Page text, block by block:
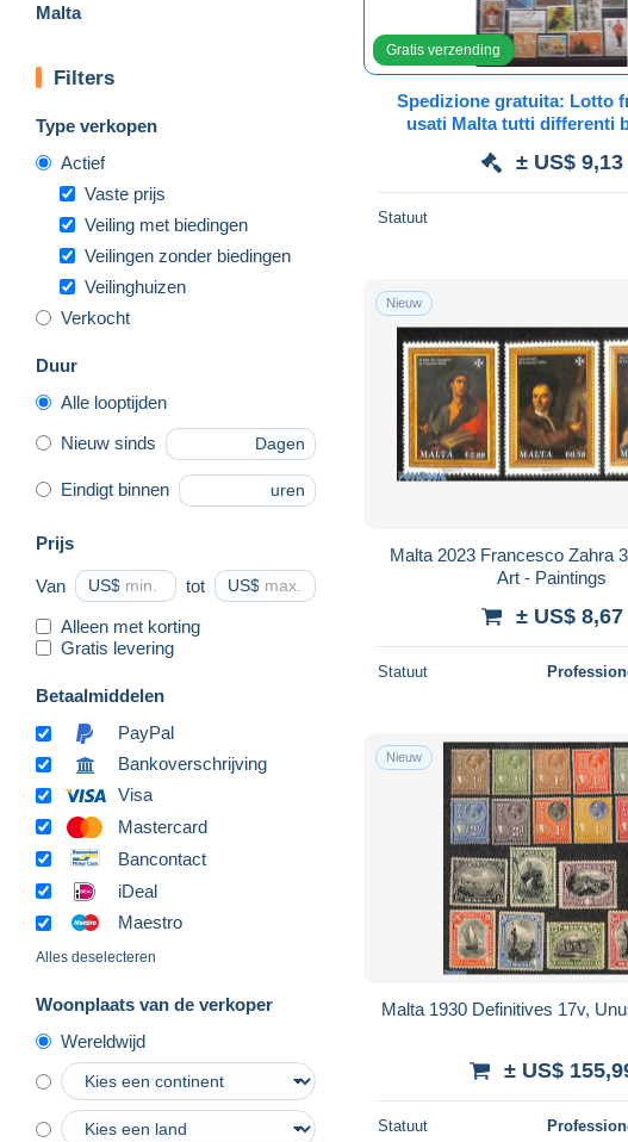
Malta
Filters
Type verkopen
Actief
Vaste prijs
Veiling met biedingen
Veilingen zonder biedingen
Veilinghuizen
Verkocht
Duur
Alle looptijden
Nieuw sinds Dagen
Eindigt binnen uren
Prijs
Van US$ tot US$
Alleen met korting
Gratis levering
Betaalmiddelen
PayPal
Bankoverschrijving
Visa
Mastercard
Bancontact
iDeal
Maestro
Alles deselecteren
Woonplaats van de verkoper
Wereldwijd
Gratis verzending
Spedizione gratuita: Lotto
usati Malta tutti differenti
± US$ 9,13
Statuut
Nieuw
Malta 2023 Francesco Zahra
Art - Paintings
± US$ 8,67
Statuut
Nieuw
Malta 1930 Definitives 17v,
± US$
Statuut